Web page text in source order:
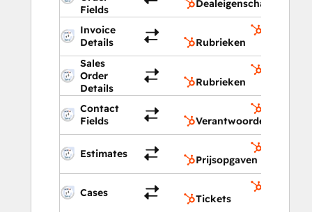
Fields
Dealeigenschappen
Invoice
Details
Rubrieken
Sales
Order
Details
Rubrieken
Contact
Fields
Verantwoordelijken
Estimates
Prijsopgaven
Cases
Tickets